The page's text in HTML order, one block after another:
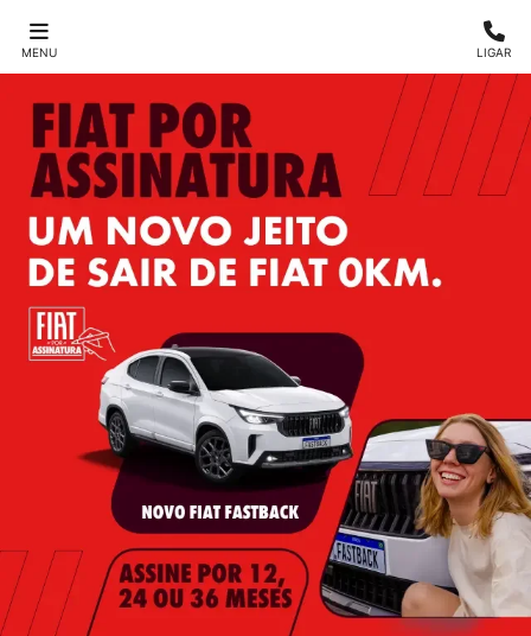
MENU LIGAR